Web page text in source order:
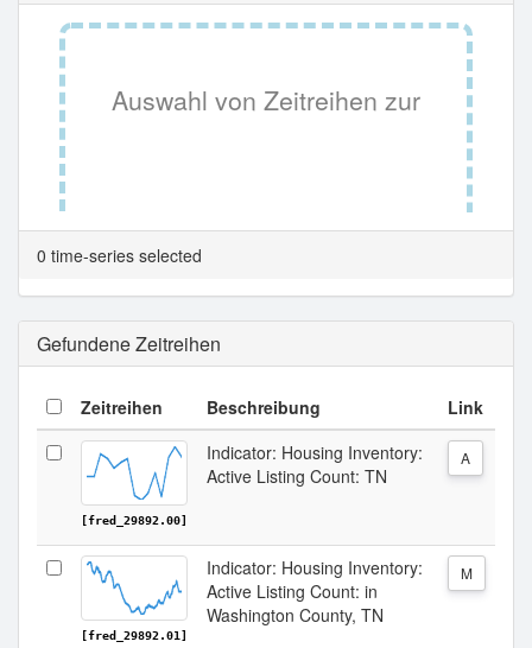
Auswahl von Zeitreihen zur
Tabellenansicht.
0 time-series selected
Gefundene Zeitreihen
Zeitreihen Beschreibung Link
[fred_29892.00]
Indicator: Housing Inventory:
Active Listing Count: TN
A
[fred_29892.01]
Indicator: Housing Inventory:
Active Listing Count: in
Washington County, TN
M